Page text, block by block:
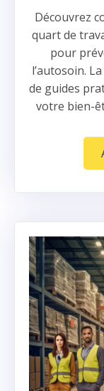
Découvrez
quart de
pour
l’autosoin.
de guides
votre bien-